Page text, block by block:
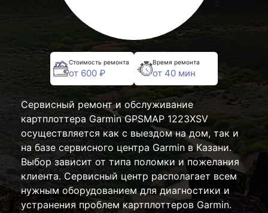
Стоимость ремонта
от 600 ₽
Время ремонта
от 40 мин
Сервисный ремонт и обслуживание
картплоттера Garmin GPSMAP 1223XSV
осуществляется как с выездом на дом, так и
на базе сервисного центра Garmin в Казани.
Выбор зависит от типа поломки и пожелания
клиента. Сервисный центр располагает всем
нужным оборудованием для диагностики и
устранения проблем картплоттеров Garmin.